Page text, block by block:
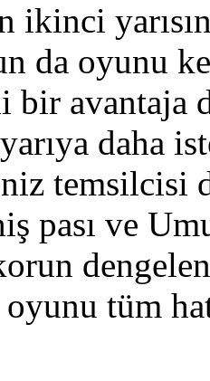
ikinci
da oyunu
bir avantaja
daha
temsilcisi
pası ve
tüm